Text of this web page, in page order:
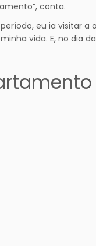
conta.
eu ia visitar a
vida. E, no dia